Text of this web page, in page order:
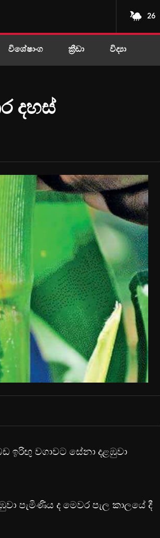
26
විශේෂාංග ක්‍රීඩා විද්‍යා
දහස්
ඉරිඟු වගාවට සේනා දළඹුවා
පැමිණිය ද මෙවර පැල කාලයේ දී